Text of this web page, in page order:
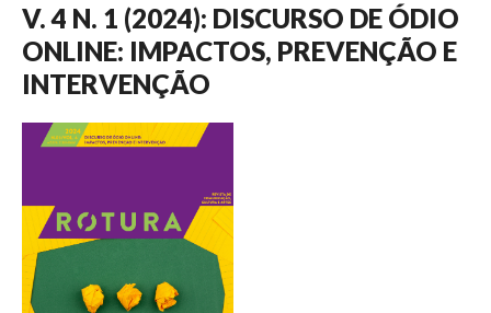
V. 4 N. 1 (2024): DISCURSO DE ÓDIO
ONLINE: IMPACTOS, PREVENÇÃO E
INTERVENÇÃO